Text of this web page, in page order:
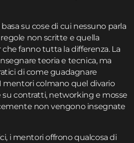
su cose di cui nessuno parla
non scritte e quella
fanno tutta la differenza. La
teoria e tecnica, ma
di come guadagnare
mentori colmano quel divario
contratti, networking e mosse
non vengono insegnate
i mentori offrono qualcosa di